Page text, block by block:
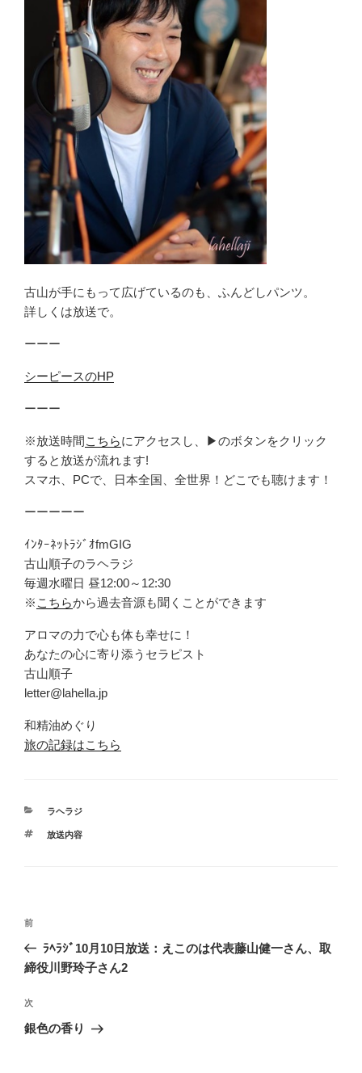
古山が手にもって広げているのも、ふんどしパンツ。
詳しくは放送で。
ーーー
シーピースのHP
ーーー
※放送時間こちらにアクセスし、▶のボタンをクリック
すると放送が流れます!
スマホ、PCで、日本全国、全世界！どこでも聴けます！
ーーーーー
ｲﾝﾀｰﾈｯﾄﾗｼﾞｵfmGIG
古山順子のラヘラジ
毎週水曜日 昼12:00～12:30
※ こちらから過去音源も聞くことができます
アロマの力で心も体も幸せに！
あなたの心に寄り添うセラピスト
古山順子
letter@lahella.jp
和精油めぐり
旅の記録はこちら
カ
ゴ
ラヘラジ
タ
放送内容
投
ナ
ゲ
ー
前
の
投
前
ﾗﾍﾗｼﾞ10月10日放送：えこのは代表藤山健一さん、取
締役川野玲子さん2
次
の
次
銀色の香り